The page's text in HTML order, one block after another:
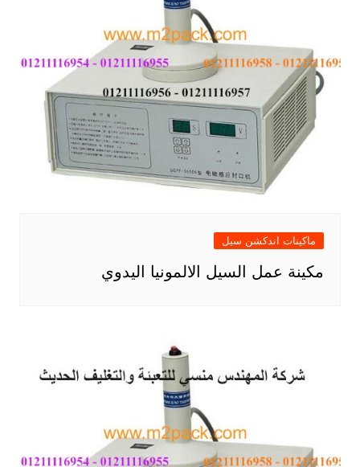
ماكينات اندكشن سيل
مكينة عمل السيل الالمونيا اليدوي